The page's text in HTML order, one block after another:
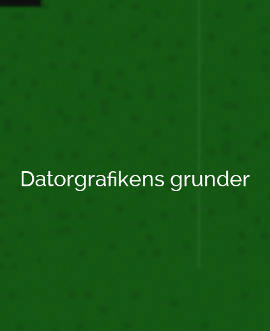
Datorgrafikens grunder